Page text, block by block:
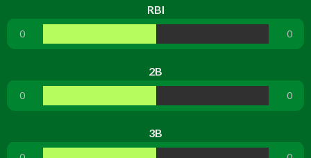
RBI
0 0
2B
0 0
3B